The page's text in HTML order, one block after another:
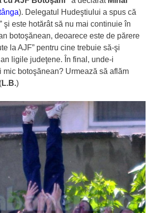
). Delegatul Hudeştiului a spus că
şi este hotărât să nu mai continuie în
botoşănean, deoarece este de părere
la AJF” pentru cine trebuie să-şi
ligile judeţene. În final, unde-i
mic botoşănean? Urmează să aflăm
L.B.)